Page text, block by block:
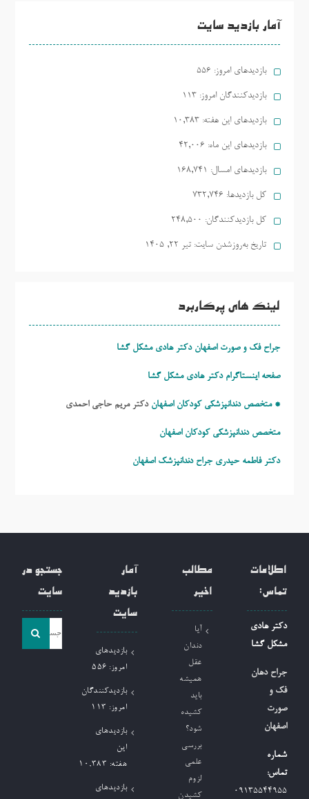
آمار بازدید سایت
بازدیدهای امروز: 556
بازدیدکنندگان امروز: 113
بازدیدهای این هفته: 10,383
بازدیدهای این ماه: 42,006
بازدیدهای امسال: 168,741
کل بازدیدها: 732,746
کل بازدیدکنند‌گان: 248,500
تاریخ به‌روزشدن سایت: تیر ۲۲, ۱۴۰۵
لینک های پرکاربرد
جراح فک و صورت اصفهان دکتر هادی مشکل گشا
صفحه اینستاگرام دکتر هادی مشکل گشا
* متخصص دندانپزشکی کودکان اصفهان دکتر مریم حاجی احمدی
متخصص دندانپزشکی کودکان اصفهان
دکتر فاطمه حیدری جراح دندانپزشک اصفهان
اطلاعات
تماس:
دکتر هادی
مشکل گشا
جراح دهان
فک و
صورت
اصفهان
شماره
تماس:
09135544955
مطالب
اخیر
آیا
دندان
عقل
همیشه
باید
کشیده
شود؟
بررسی
علمی
لزوم
کشیدن
آمار
بازدید
سایت
بازدیدهای
امروز: 556
بازدیدکنندگان
امروز: 113
بازدیدهای
این
هفته: 10,383
بازدیدهای
جستجو در
سایت